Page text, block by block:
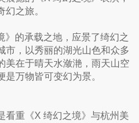
之旅。
》的承载之地，应景了绮幻之
市，以秀丽的湖光山色和众多
美在于晴天水潋滟，雨天山空
万物皆可变幻为景。
看重《X 绮幻之境》与杭州美